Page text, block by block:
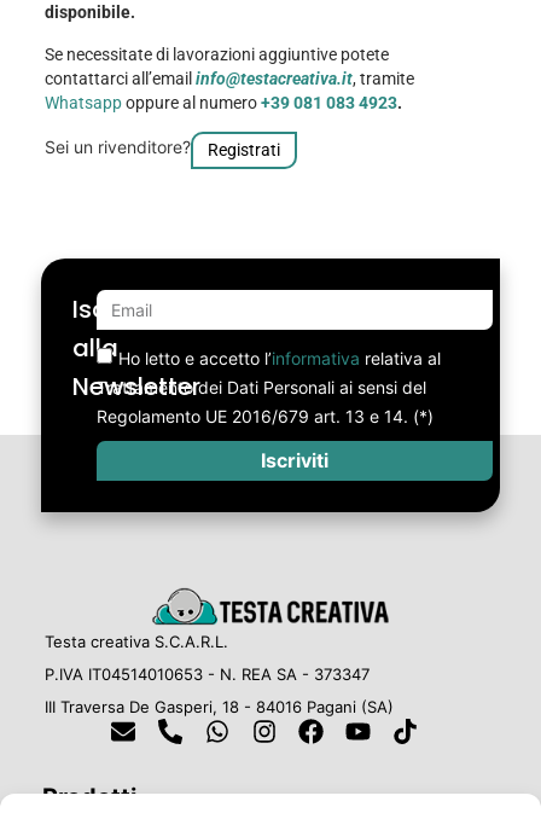
disponibile.
Se necessitate di lavorazioni aggiuntive potete
contattarci all’emailinfo@testacreativa.it, tramite
Whatsappoppure al numero+39 081 083 4923.
Sei un rivenditore? Registrati
Iscriviti
alla
Newsletter
Ho letto e accetto l’informativa relativa al
Trattamento dei Dati Personali ai sensi del
Regolamento UE 2016/679 art. 13 e 14. (*)
Iscriviti
Testa creativa S.C.A.R.L.
P.IVA IT04514010653 - N. REA SA - 373347
III Traversa De Gasperi, 18 - 84016 Pagani (SA)
Prodotti